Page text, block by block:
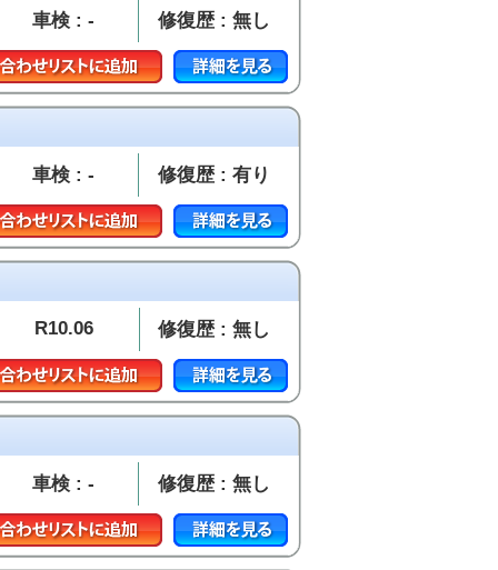
車検 : - 修復歴 : 無し
車検 : - 修復歴 : 有り
R10.06 修復歴 : 無し
車検 : - 修復歴 : 無し